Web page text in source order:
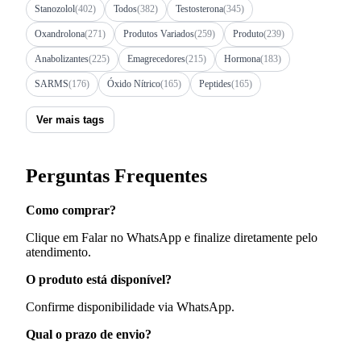
Stanozolol(402) Todos(382) Testosterona(345)
Oxandrolona(271) Produtos Variados(259) Produto(239)
Anabolizantes(225) Emagrecedores(215) Hormona(183)
SARMS(176) Óxido Nítrico(165) Peptides(165)
Ver mais tags
Perguntas Frequentes
Como comprar?
Clique em Falar no WhatsApp e finalize diretamente pelo
atendimento.
O produto está disponível?
Confirme disponibilidade via WhatsApp.
Qual o prazo de envio?